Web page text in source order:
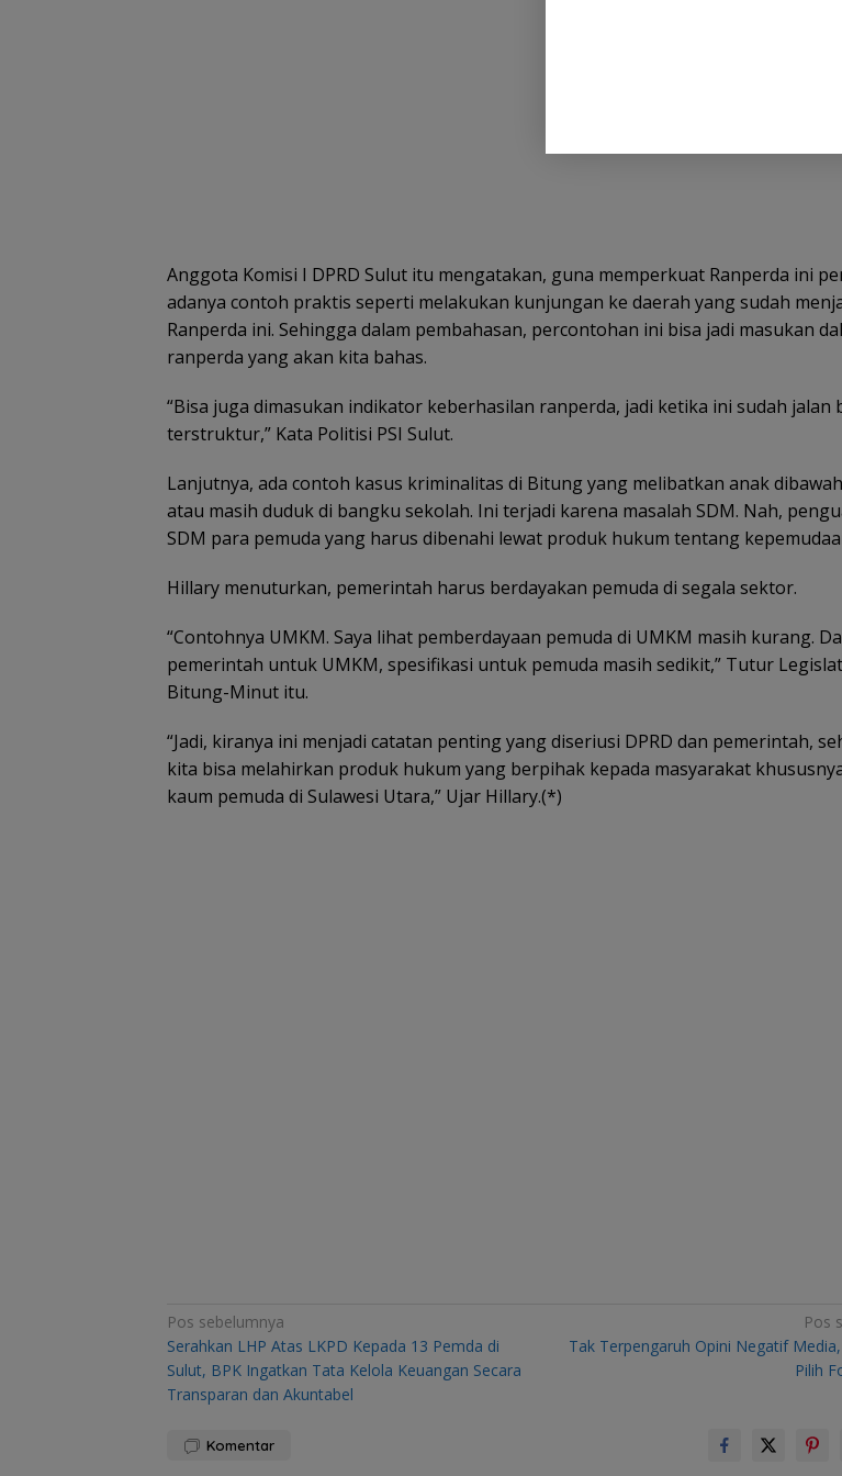
Anggota Komisi I DPRD Sulut itu mengatakan, guna memperkuat Ranperda ini
adanya contoh praktis seperti melakukan kunjungan ke daerah yang sudah
Ranperda ini. Sehingga dalam pembahasan, percontohan ini bisa jadi masukan
ranperda yang akan kita bahas.
“Bisa juga dimasukan indikator keberhasilan ranperda, jadi ketika ini sudah jalan
terstruktur,” Kata Politisi PSI Sulut.
Lanjutnya, ada contoh kasus kriminalitas di Bitung yang melibatkan anak
atau masih duduk di bangku sekolah. Ini terjadi karena masalah SDM. Nah,
SDM para pemuda yang harus dibenahi lewat produk hukum tentang
Hillary menuturkan, pemerintah harus berdayakan pemuda di segala sektor.
“Contohnya UMKM. Saya lihat pemberdayaan pemuda di UMKM masih kurang.
pemerintah untuk UMKM, spesifikasi untuk pemuda masih sedikit,” Tutur
Bitung-Minut itu.
“Jadi, kiranya ini menjadi catatan penting yang diseriusi DPRD dan pemerintah,
kita bisa melahirkan produk hukum yang berpihak kepada masyarakat
kaum pemuda di Sulawesi Utara,” Ujar Hillary.(*)
Navigasi
pos
Pos sebelumnya
Serahkan LHP Atas LKPD Kepada 13 Pemda di
Sulut, BPK Ingatkan Tata Kelola Keuangan Secara
Transparan dan Akuntabel
Pos
Tak Terpengaruh Opini Negatif Media,
Pilih
Komentar